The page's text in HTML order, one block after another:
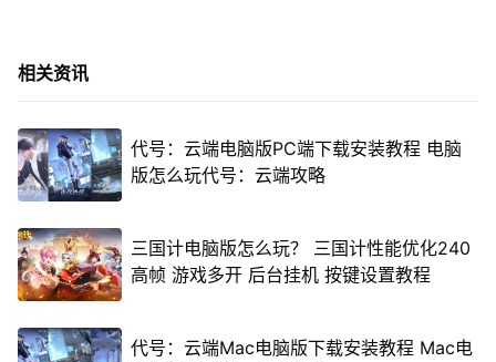
相关资讯
代号：云端电脑版PC端下载安装教程 电脑
版怎么玩代号：云端攻略
三国计电脑版怎么玩？ 三国计性能优化240
高帧 游戏多开 后台挂机 按键设置教程
代号：云端Mac电脑版下载安装教程 Mac电